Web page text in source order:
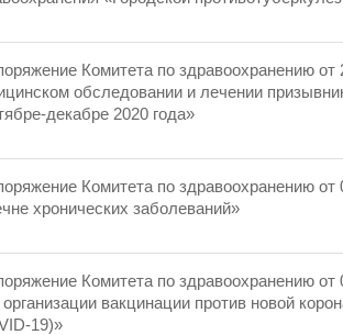
Комитета по здравоохранению
обследовании и лечении
декабре 2020 года»
Комитета по здравоохранению
хронических заболеваний»
Комитета по здравоохранению
вакцинации против новой
19)»